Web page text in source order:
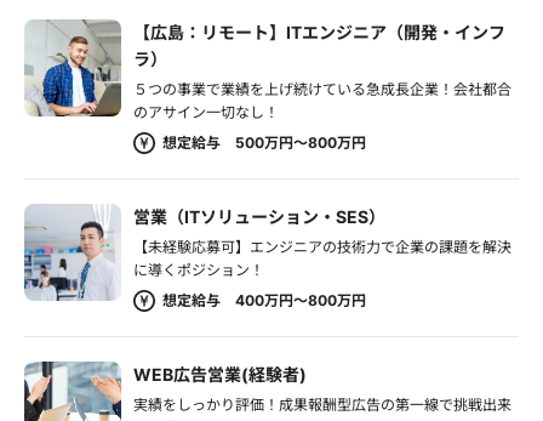
【広島：リモート】ITエンジニア（開発・インフ
ラ）
５つの事業で業績を上げ続けている急成長企業！会社都合
のアサイン一切なし！
想定給与 500万円～800万円
営業（ITソリューション・SES）
【未経験応募可】エンジニアの技術力で企業の課題を解決
に導くポジション！
想定給与 400万円～800万円
WEB広告営業(経験者)
実績をしっかり評価！成果報酬型広告の第一線で挑戦出来